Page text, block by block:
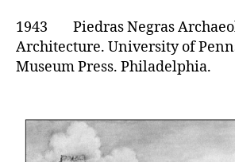
1943 Piedras Negras
Architecture. University of
Museum Press. Philadelphia.